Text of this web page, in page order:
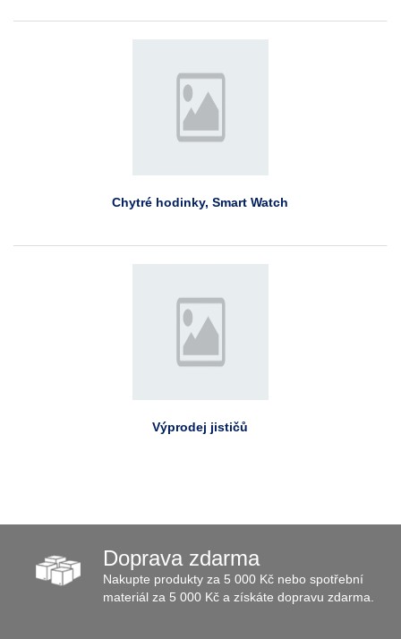
Chytré hodinky, Smart Watch
Výprodej jističů
Doprava zdarma
Nakupte produkty za 5 000 Kč nebo spotřební
materiál za 5 000 Kč a získáte dopravu zdarma.